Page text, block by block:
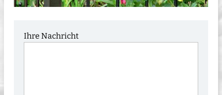
Ihre Nachricht